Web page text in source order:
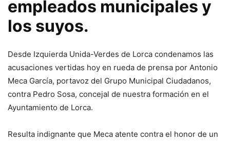
empleados municipales y
los suyos.
Desde Izquierda Unida-Verdes de Lorca condenamos las
acusaciones vertidas hoy en rueda de prensa por Antonio
Meca García, portavoz del Grupo Municipal Ciudadanos,
contra Pedro Sosa, concejal de nuestra formación en el
Ayuntamiento de Lorca.
Resulta indignante que Meca atente contra el honor de un